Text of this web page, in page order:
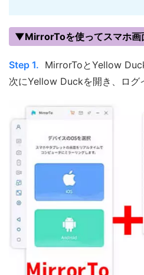
▼MirrorToを使ってスマホ画
Step 1. MirrorToとYellow
次にYellow Duckを開き、ログ